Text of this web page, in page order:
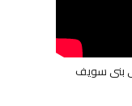
بنى سويف